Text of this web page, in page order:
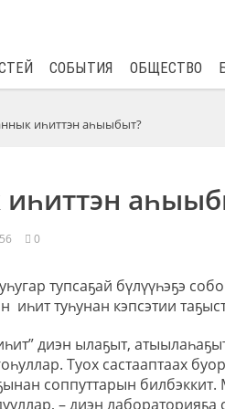
СОБЫТИЯ ОБЩЕСТВО
иһиттэн аһыыбыт?
0
тупсаҕай бүлүүһэҕэ
иһит туһунан кэпсэтии
диэн ылаҕыт,
Туох састааптаах
соппуттарын
– диэн